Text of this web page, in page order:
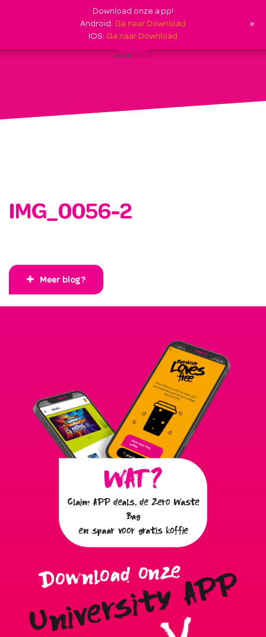
IMG_0056-2
Meer blog?
Claim APP deals, de Zero Waste
Bag
en spaar voor gratis koffie
Download onze app!
Android: Ga naar Download
IOS: Ga naar Download
+